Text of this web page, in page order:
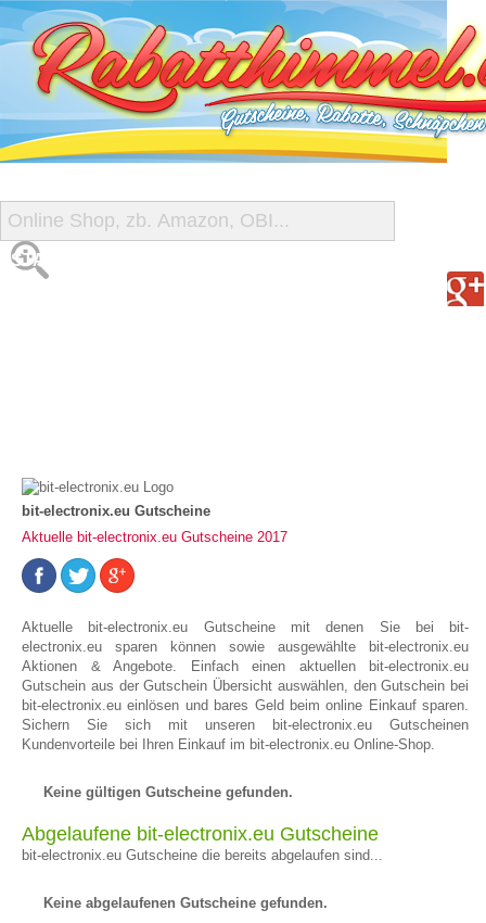
START
bit-electronix.eu Gutscheine
Aktuelle bit-electronix.eu Gutscheine 2017
Aktuelle bit-electronix.eu Gutscheine mit denen Sie bei bit-
electronix.eu sparen können sowie ausgewählte bit-electronix.eu
Aktionen & Angebote. Einfach einen aktuellen bit-electronix.eu
Gutschein aus der Gutschein Übersicht auswählen, den Gutschein bei
bit-electronix.eu einlösen und bares Geld beim online Einkauf sparen.
Sichern Sie sich mit unseren bit-electronix.eu Gutscheinen
Kundenvorteile bei Ihren Einkauf im bit-electronix.eu Online-Shop.
Keine gültigen Gutscheine gefunden.
Abgelaufene bit-electronix.eu Gutscheine
bit-electronix.eu Gutscheine die bereits abgelaufen sind...
Keine abgelaufenen Gutscheine gefunden.